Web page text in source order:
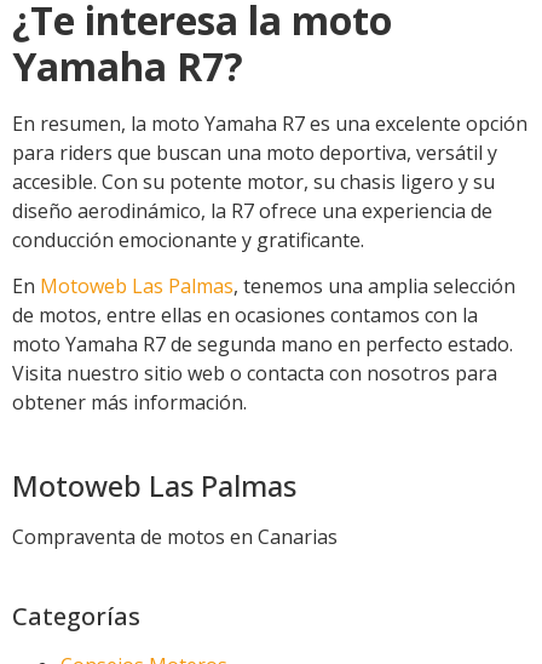
¿Te interesa la moto
Yamaha R7?
En resumen, la moto Yamaha R7 es una excelente opción
para riders que buscan una moto deportiva, versátil y
accesible. Con su potente motor, su chasis ligero y su
diseño aerodinámico, la R7 ofrece una experiencia de
conducción emocionante y gratificante.
En Motoweb Las Palmas, tenemos una amplia selección
de motos, entre ellas en ocasiones contamos con la
moto Yamaha R7 de segunda mano en perfecto estado.
Visita nuestro sitio web o contacta con nosotros para
obtener más información.
Motoweb Las Palmas
Compraventa de motos en Canarias
Categorías